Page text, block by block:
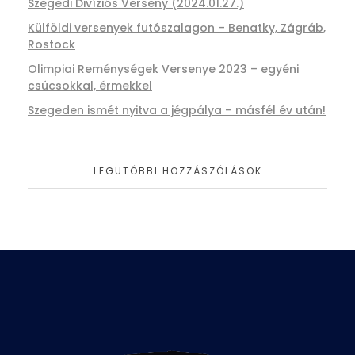
Szegedi Divíziós Verseny (2024.01.27.)
Külföldi versenyek futószalagon – Benatky, Zágráb,
Rostock
Olimpiai Reménységek Versenye 2023 – egyéni
csúcsokkal, érmekkel
Szegeden ismét nyitva a jégpálya – másfél év után!
LEGUTÓBBI HOZZÁSZÓLÁSOK